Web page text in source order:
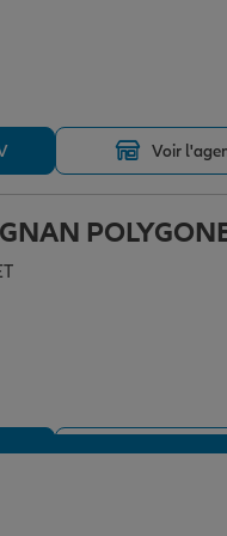
Voir
Voir